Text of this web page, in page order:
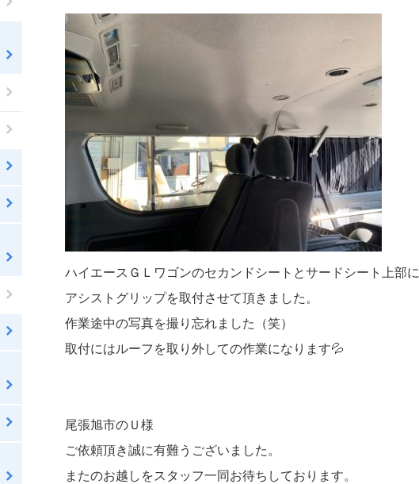
ハイエースＧＬワゴンのセカンドシートとサードシート上部に
アシストグリップを取付させて頂きました。
作業途中の写真を撮り忘れました（笑）
取付にはルーフを取り外しての作業になります💦
尾張旭市のＵ様
ご依頼頂き誠に有難うございました。
またのお越しをスタッフ一同お待ちしております。